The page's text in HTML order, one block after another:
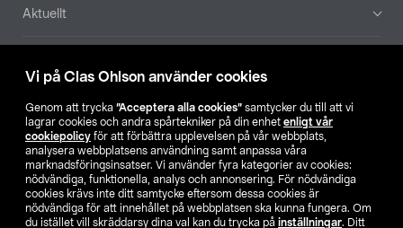
Vi på Clas Ohlson använder cookies
Genom att trycka ”Acceptera alla cookies” samtycker du till att vi
lagrar cookies och andra spårtekniker på din enhet enligt vår
cookiepolicy för att förbättra upplevelsen på vår webbplats,
analysera webbplatsens användning samt anpassa våra
marknadsföringsinsatser. Vi använder fyra kategorier av cookies:
nödvändiga, funktionella, analys och annonsering. För nödvändiga
cookies krävs inte ditt samtycke eftersom dessa cookies är
nödvändiga för att innehållet på webbplatsen ska kunna fungera. Om
du istället vill skräddarsy dina val kan du trycka på inställningar. Ditt
Aktuellt
Hitta butik
SE NO FI